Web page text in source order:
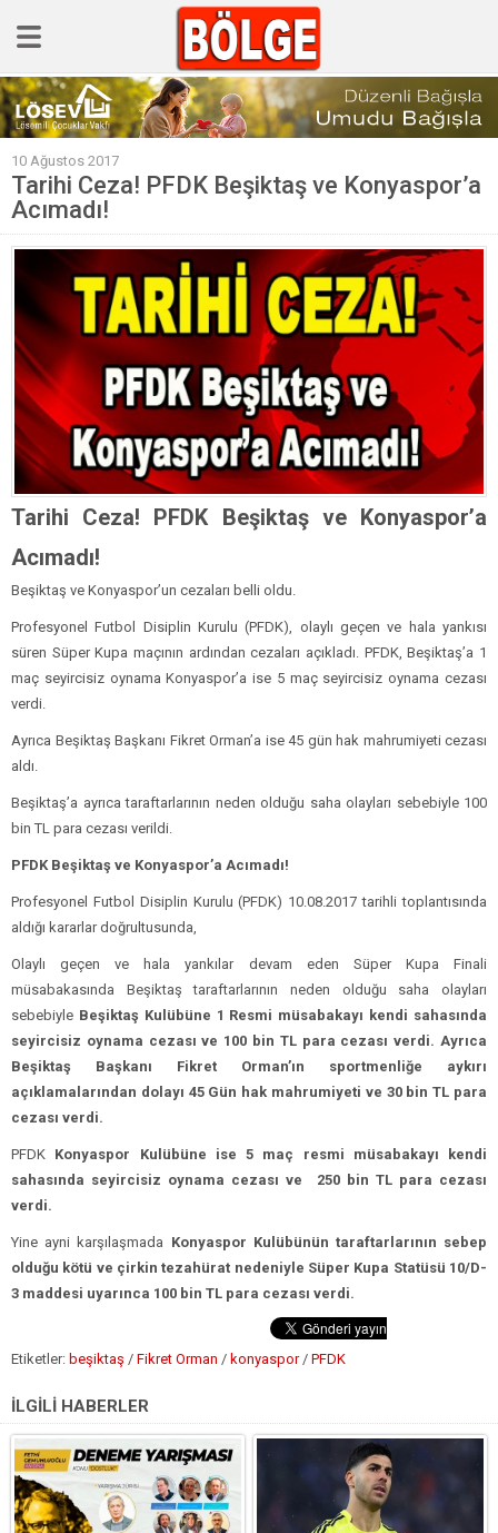
GÜNCEL
POLİTİKA
Polis & Adliye
SPOR
EKONOMİ
YAZARLAR
Sağlık & Yaşam
Kültür & Sanat
EĞİTİM
Müzik & Magazin
10 Ağustos 2017
Tarihi Ceza! PFDK Beşiktaş ve Konyaspor’a
Acımadı!
Tarihi Ceza! PFDK Beşiktaş ve Konyaspor’a
Acımadı!
Beşiktaş ve Konyaspor’un cezaları belli oldu.
Profesyonel Futbol Disiplin Kurulu (PFDK), olaylı geçen ve hala yankısı
süren Süper Kupa maçının ardından cezaları açıkladı. PFDK, Beşiktaş’a 1
maç seyircisiz oynama Konyaspor’a ise 5 maç seyircisiz oynama cezası
verdi.
Ayrıca Beşiktaş Başkanı Fikret Orman’a ise 45 gün hak mahrumiyeti cezası
aldı.
Beşiktaş’a ayrıca taraftarlarının neden olduğu saha olayları sebebiyle 100
bin TL para cezası verildi.
PFDK Beşiktaş ve Konyaspor’a Acımadı!
Profesyonel Futbol Disiplin Kurulu (PFDK) 10.08.2017 tarihli toplantısında
aldığı kararlar doğrultusunda,
Olaylı geçen ve hala yankılar devam eden Süper Kupa Finali
müsabakasında Beşiktaş taraftarlarının neden olduğu saha olayları
sebebiyle Beşiktaş Kulübüne 1 Resmi müsabakayı kendi sahasında
seyircisiz oynama cezası ve 100 bin TL para cezası verdi. Ayrıca
Beşiktaş Başkanı Fikret Orman’ın sportmenliğe aykırı
açıklamalarından dolayı 45 Gün hak mahrumiyeti ve 30 bin TL para
cezası verdi.
PFDK Konyaspor Kulübüne ise 5 maç resmi müsabakayı kendi
sahasında seyircisiz oynama cezası ve 250 bin TL para cezası
verdi.
Yine ayni karşılaşmada Konyaspor Kulübünün taraftarlarının sebep
olduğu kötü ve çirkin tezahürat nedeniyle Süper Kupa Statüsü 10/D-
3 maddesi uyarınca 100 bin TL para cezası verdi.
Etiketler: beşiktaş / Fikret Orman / konyaspor/ PFDK
İLGİLİ HABERLER